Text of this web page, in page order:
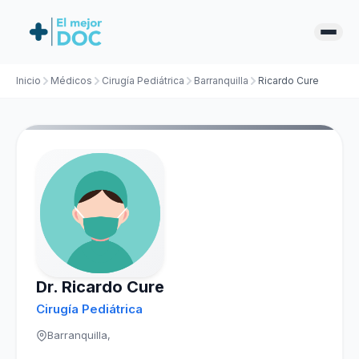
Inicio Médicos Cirugía Pediátrica Barranquilla Ricardo Cure
Dr. Ricardo Cure
Cirugía Pediátrica
Barranquilla,